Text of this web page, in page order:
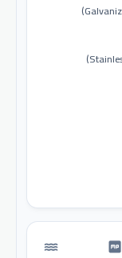
water_pump